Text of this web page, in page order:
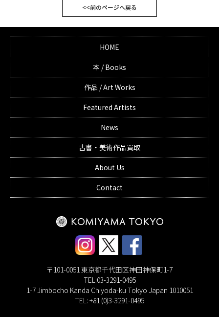
<<前のページへ戻る
HOME
本 / Books
作品 / Art Works
Featured Artists
News
古書・美術作品買取
About Us
Contact
〒101-0051 東京都千代田区神田神保町1-7
TEL:03-3291-0495
1-7 Jimbocho Kanda Chiyoda-ku Tokyo Japan 1010051
TEL: +81 (0)3-3291-0495